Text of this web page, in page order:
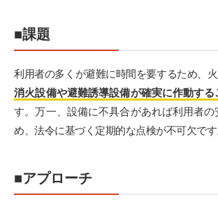
■課題
利用者の多くが避難に時間を要するため、
消火設備や避難誘導設備が確実に作動する
す。万一、設備に不具合があれば利用者の
め、法令に基づく定期的な点検が不可欠です
■アプローチ